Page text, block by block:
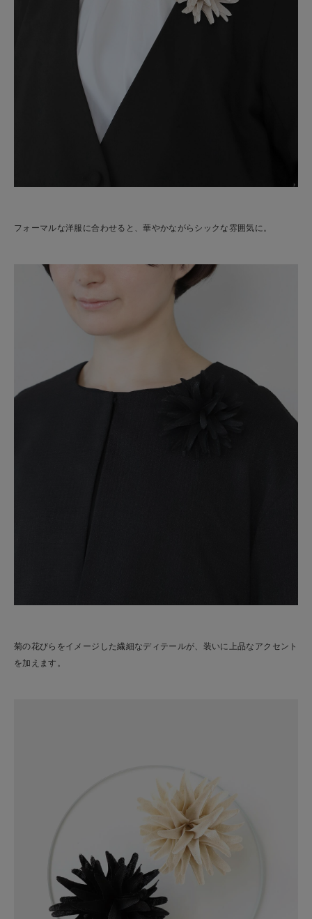
フォーマルな洋服に合わせると、華やかながらシックな雰囲気に。
菊の花びらをイメージした繊細なディテールが、装いに上品なアクセント
を加えます。